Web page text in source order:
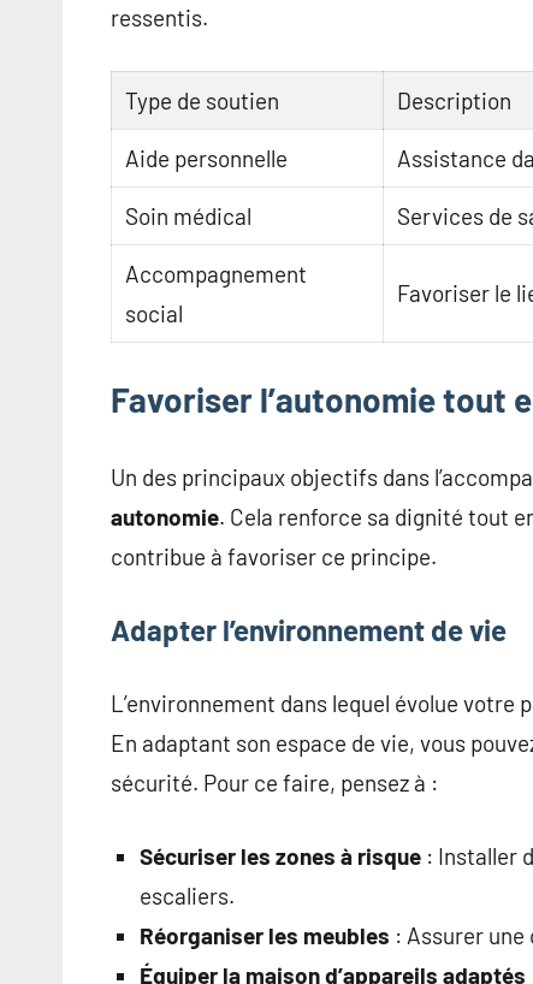
ressentis.
Type de soutien Description
Aide personnelle Assistance
Soin médical Services de
Accompagnement
social
Favoriser le
Favoriser l’autonomie tout
Un des principaux objectifs dans
autonomie. Cela renforce sa dignité tout
contribue à favoriser ce principe.
Adapter l’environnement de vie
L’environnement dans lequel évolue
En adaptant son espace de vie, vous
sécurité. Pour ce faire, pensez à :
Sécuriser les zones à risque : Installer
escaliers.
Réorganiser les meubles : Assurer
Équiper la maison d’appareils adaptés